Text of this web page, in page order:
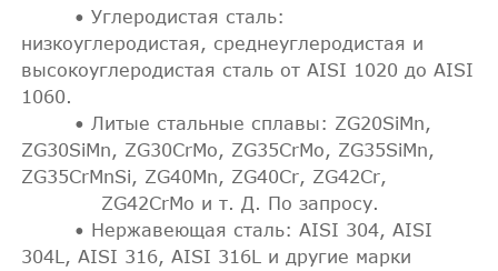
• Углеродистая сталь:
низкоуглеродистая, среднеуглеродистая и
высокоуглеродистая сталь от AISI 1020 до AISI
1060.
• Литые стальные сплавы: ZG20SiMn,
ZG30SiMn, ZG30CrMo, ZG35CrMo, ZG35SiMn,
ZG35CrMnSi, ZG40Mn, ZG40Cr, ZG42Cr,
ZG42CrMo и т. Д. По запросу.
• Нержавеющая сталь: AISI 304, AISI
304L, AISI 316, AISI 316L и другие марки